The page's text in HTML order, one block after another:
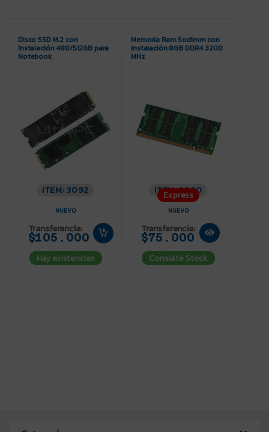
Disco SSD M.2 con
Instalación 480/512GB para
Notebook
ITEM: 3092
NUEVO
Transferencia:
$105.000
Hay existencias
Express
Memoria Ram Sodimm con
Instalación 8GB DDR4 3200
MHz
ITEM: 3060
NUEVO
Transferencia:
$75.000
Consulte Stock